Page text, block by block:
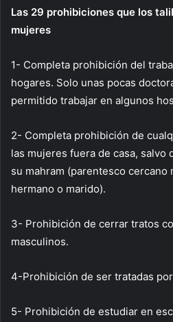
Las 29 prohibiciones que los
mujeres
1- Completa prohibición del
hogares. Solo unas pocas
permitido trabajar en algunos
2- Completa prohibición de
las mujeres fuera de casa, salvo
su mahram (parentesco cercano
hermano o marido).
3- Prohibición de cerrar tratos
masculinos.
4-Prohibición de ser tratadas
5- Prohibición de estudiar en